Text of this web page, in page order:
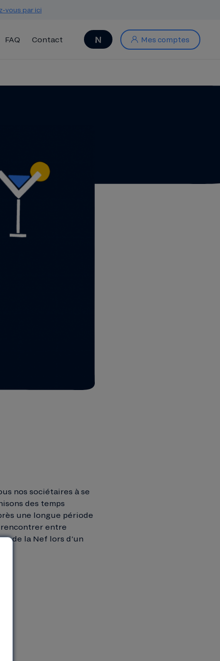
vous par ici
Mes comptes
FAQ Contact
nos sociétaires à se
des temps
une longue période
rencontrer entre
de la Nef lors d’un